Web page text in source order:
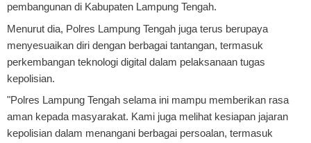
pembangunan di Kabupaten Lampung Tengah.
Menurut dia, Polres Lampung Tengah juga terus berupaya
menyesuaikan diri dengan berbagai tantangan, termasuk
perkembangan teknologi digital dalam pelaksanaan tugas
kepolisian.
"Polres Lampung Tengah selama ini mampu memberikan rasa
aman kepada masyarakat. Kami juga melihat kesiapan jajaran
kepolisian dalam menangani berbagai persoalan, termasuk